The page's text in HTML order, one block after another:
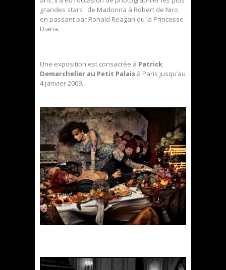
grandes stars : de Madonna à Robert de Niro
en passant par Ronald Reagan ou la Princesse
Diana.
Une exposition est consacrée à Patrick
Demarchelier au Petit Palais à Paris jusqu’au
4 janvier 2009.